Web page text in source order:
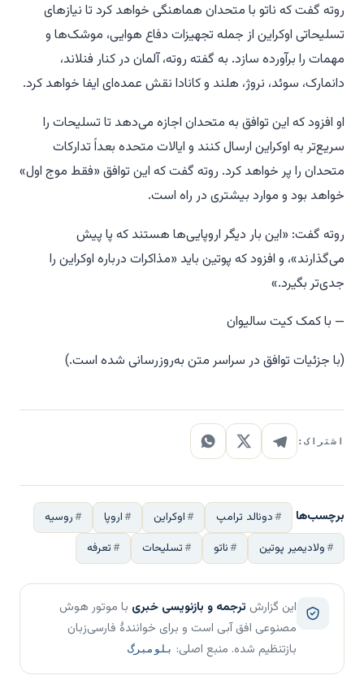
روته گفت که ناتو با متحدان هماهنگی خواهد کرد تا نیازهای
تسلیحاتی اوکراین از جمله تجهیزات دفاع هوایی، موشک‌ها و
مهمات را برآورده سازد. به گفته روته، آلمان در کنار فنلاند،
دانمارک، سوئد، نروژ، هلند و کانادا نقش عمده‌ای ایفا خواهد کرد.
او افزود که این توافق به متحدان اجازه می‌دهد تا تسلیحات را
سریع‌تر به اوکراین ارسال کنند و ایالات متحده بعداً تدارکات
متحدان را پر خواهد کرد. روته گفت که این توافق «فقط موج اول»
خواهد بود و موارد بیشتری در راه است.
روته گفت: «این بار دیگر اروپایی‌ها هستند که پا پیش
می‌گذارند»، و افزود که پوتین باید «مذاکرات درباره اوکراین را
جدی‌تر بگیرد.»
— با کمک کیت سالیوان
(با جزئیات توافق در سراسر متن به‌روزرسانی شده است.)
اشتراک:
برچسب‌ها دونالد ترامپ اوکراین اروپا
روسیه
ولادیمیر پوتین
ناتو تسلیحات تعرفه
این گزارش ترجمه و بازنویسی خبری با موتور هوش
مصنوعی افق آبی است و برای خوانندهٔ فارسی‌زبان
بازتنظیم شده. منبع اصلی: بلومبرگ